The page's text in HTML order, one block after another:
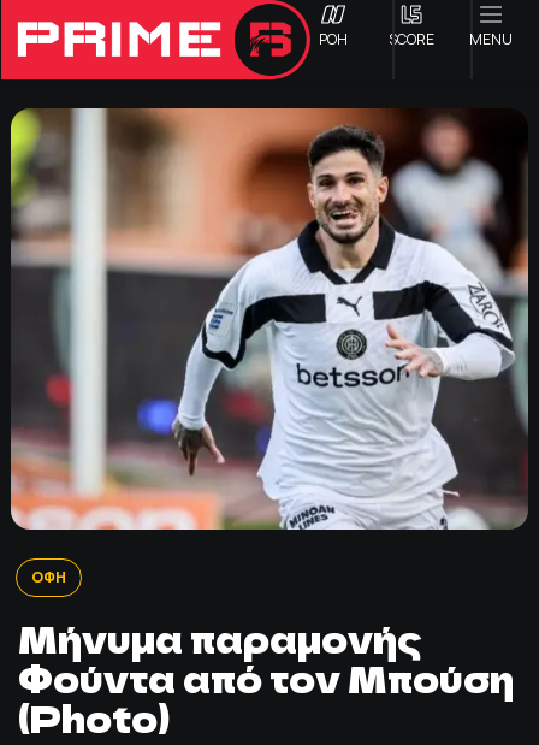
ΡΟΗ SCORE MENU
ΟΦΗ
Γ ΕΘΝΙΚΗ
Α2 ΕΠΣΗ
Β1 ΕΠΣΗ
Β2 ΕΠΣΗ
ΠΟΔΟΣΦΑΙΡΟ
ΑΛΛΑ ΣΠΟΡ
PRIME ZONE
ΟΦΗ
Μήνυμα παραμονής
Φούντα από τον Μπούση
(Photo)